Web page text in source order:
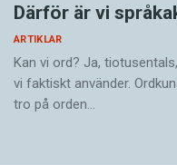
Därför är vi
ARTIKLAR
Kan vi ord? Ja,
vi faktiskt använder.
tro på orden…